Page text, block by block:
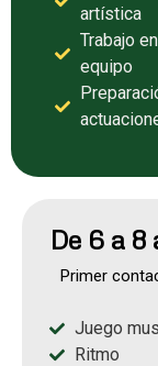
artística
Trabajo en
equipo
De 6 a 8
Primer
Juego
Ritmo